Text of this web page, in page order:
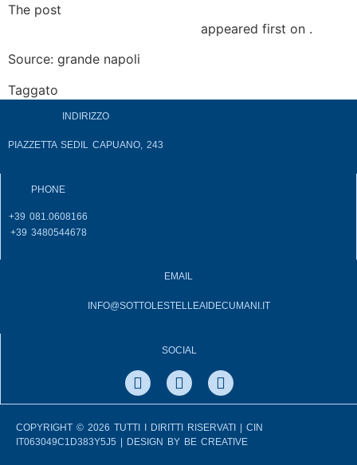
The post
appeared first on .
Source: grande napoli
Taggato
INDIRIZZO
PIAZZETTA SEDIL CAPUANO, 243
PHONE
+39 081.0608166
+39 3480544678
EMAIL
INFO@SOTTOLESTELLEAIDECUMANI.IT
SOCIAL
COPYRIGHT © 2026 TUTTI I DIRITTI RISERVATI | CIN
IT063049C1D383Y5J5 | DESIGN BY BE CREATIVE